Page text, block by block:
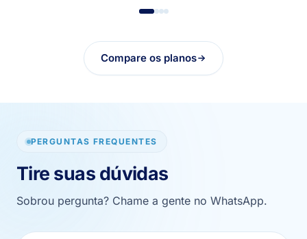
Compare os planos
PERGUNTAS FREQUENTES
Tire suas dúvidas
Sobrou pergunta? Chame a gente no WhatsApp.